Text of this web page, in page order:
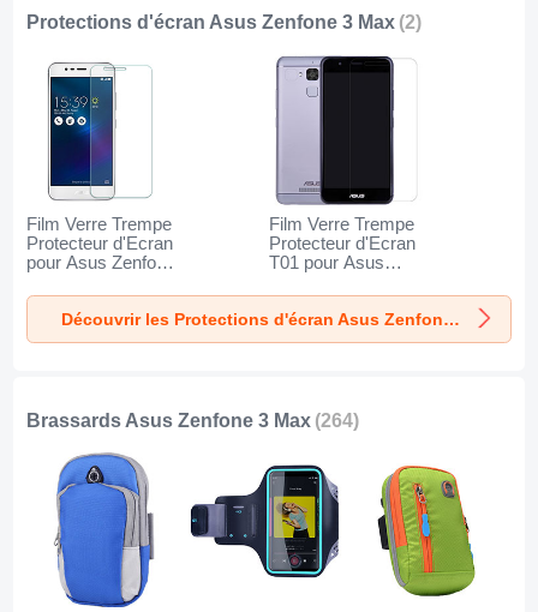
Protections d'écran Asus Zenfone 3 Max (2)
Film Verre Trempe
Protecteur d'Ecran
pour Asus Zenfone
Film Verre Trempe
Protecteur d'Ecran
T01 pour Asus
Clair
Découvrir les Protections d'écran Asus Zenfone 3 Max
Brassards Asus Zenfone 3 Max (264)